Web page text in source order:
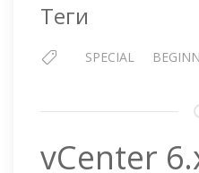
Теги
SPECIAL
vCenter